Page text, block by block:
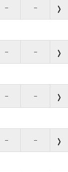
– –
– –
– –
– –